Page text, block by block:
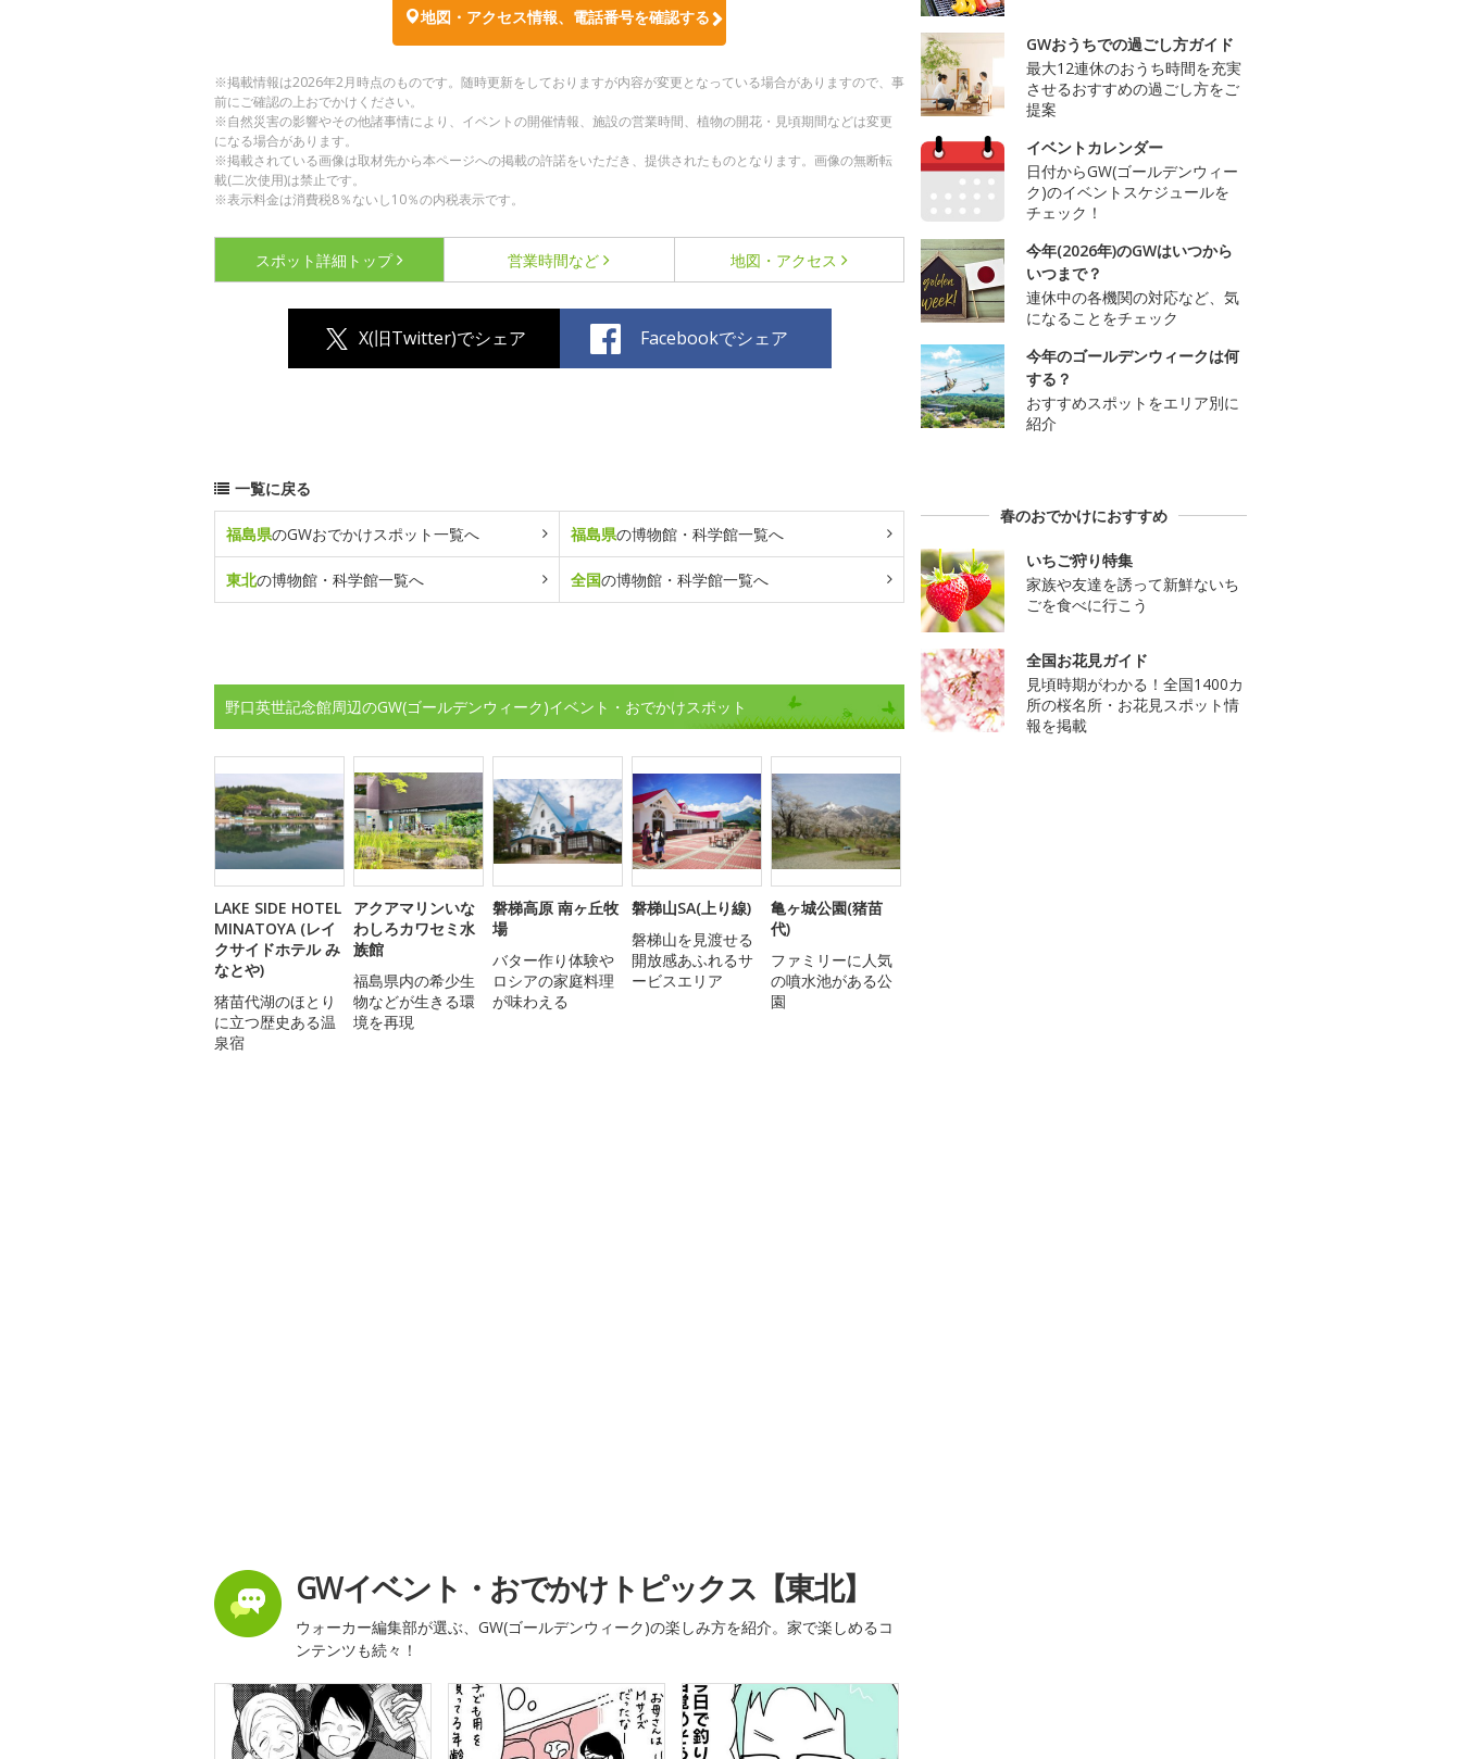
地図・アクセス情報、電話番号を確認する
※掲載情報は2026年2月時点のものです。随時更新をしておりますが内容が変更となっている場合がありますので、事
前にご確認の上おでかけください。
※自然災害の影響やその他諸事情により、イベントの開催情報、施設の営業時間、植物の開花・見頃期間などは変更
になる場合があります。
※掲載されている画像は取材先から本ページへの掲載の許諾をいただき、提供されたものとなります。画像の無断転
載(二次使用)は禁止です。
※表示料金は消費税8％ないし10％の内税表示です。
スポット詳細 トップ 営業時間など 地図・アクセス
X(旧Twitter)でシェア Facebookでシェア
一覧に戻る
福島県のGWおでかけスポット一覧へ 福島県の博物館・科学館一覧へ
東北の博物館・科学館一覧へ 全国の博物館・科学館一覧へ
野口英世記念館周辺のGW(ゴールデンウィーク)イベント・おでかけスポット
LAKE SIDE HOTEL
MINATOYA (レイ
クサイドホテル み
なとや)
猪苗代湖のほとり
に立つ歴史ある温
泉宿
アクアマリンいな
わしろカワセミ水
族館
福島県内の希少生
物などが生きる環
境を再現
磐梯高原 南ヶ丘牧
場
バター作り体験や
ロシアの家庭料理
が味わえる
磐梯山SA(上り線)
磐梯山を見渡せる
開放感あふれるサ
ービスエリア
亀ヶ城公園(猪苗
代)
ファミリーに人気
の噴水池がある公
園
GWイベント・おでかけトピックス【東北】
ウォーカー編集部が選ぶ、GW(ゴールデンウィーク)の楽しみ方を紹介。家で楽しめるコ
ンテンツも続々！
GWおうちでの過ごし方ガイド
最大12連休のおうち時間を充実
させるおすすめの過ごし方をご
提案
イベントカレンダー
日付からGW(ゴールデンウィー
ク)のイベントスケジュールを
チェック！
今年(2026年)のGWはいつから
いつまで？
連休中の各機関の対応など、気
になることをチェック
今年のゴールデンウィークは何
する？
おすすめスポットをエリア別に
紹介
春のおでかけにおすすめ
いちご狩り特集
家族や友達を誘って新鮮ないち
ごを食べに行こう
全国お花見ガイド
見頃時期がわかる！全国1400カ
所の桜名所・お花見スポット情
報を掲載